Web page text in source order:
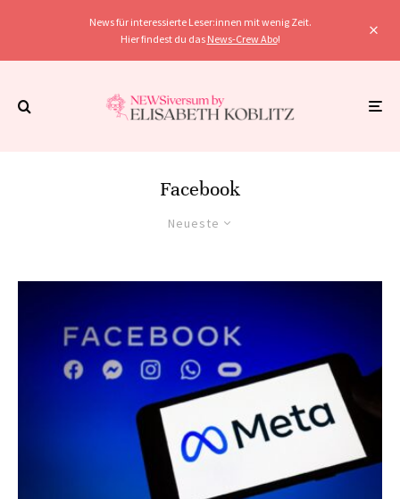
News für interessierte Leser:innen mit wenig Zeit.
Hier findest du das News-Crew Abo!
Facebook
Neueste